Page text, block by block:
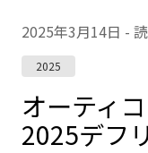
2025年3月14日 -
2025
オーティ
2025デフ